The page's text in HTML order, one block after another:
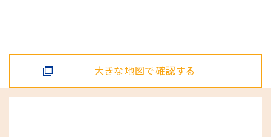
大きな地図で確認する